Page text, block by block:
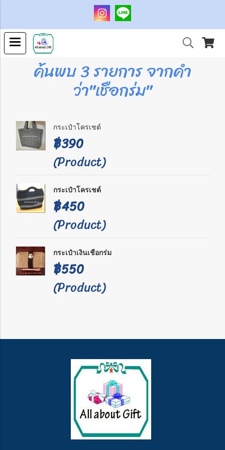
ค้นพบ 3 รายการ จากคำ
ว่า"เชือกร่ม"
กระเป๋าโครเชต์
฿390
(Product)
กระเป๋าโครเชต์
฿450
(Product)
กระเป๋าเงินเชือกร่ม
฿550
(Product)